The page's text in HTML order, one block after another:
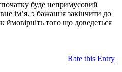
буде непримусовий
імʼя. э бажання закінчити до
того що доведеться
Rate this Entry